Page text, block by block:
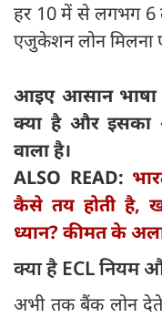
हर 10 में से लगभग 6
एजुकेशन लोन मिलना
आइए आसान भाषा
क्या है और इसका
वाला है।
ALSO READ:
कैसे तय होती है,
ध्यान? कीमत के
क्या है ECL नियम
अभी तक बैंक लोन